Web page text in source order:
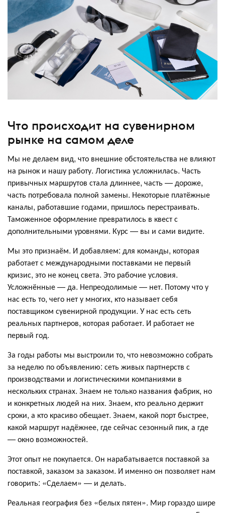
Что происходит на сувенирном
рынке на самом деле
Мы не делаем вид, что внешние обстоятельства не влияют
на рынок и нашу работу. Логистика усложнилась. Часть
привычных маршрутов стала длиннее, часть — дороже,
часть потребовала полной замены. Некоторые платёжные
каналы, работавшие годами, пришлось перестраивать.
Таможенное оформление превратилось в квест с
дополнительными уровнями. Курс — вы и сами видите.
Мы это признаём. И добавляем: для команды, которая
работает с международными поставками не первый
кризис, это не конец света. Это рабочие условия.
Усложнённые — да. Непреодолимые — нет. Потому что у
нас есть то, чего нет у многих, кто называет себя
поставщиком сувенирной продукции. У нас есть сеть
реальных партнеров, которая работает. И работает не
первый год.
За годы работы мы выстроили то, что невозможно собрать
за неделю по объявлению: сеть живых партнерств с
производствами и логистическими компаниями в
нескольких странах. Знаем не только названия фабрик, но
и конкретных людей на них. Знаем, кто реально держит
сроки, а кто красиво обещает. Знаем, какой порт быстрее,
какой маршрут надёжнее, где сейчас сезонный пик, а где
— окно возможностей.
Этот опыт не покупается. Он нарабатывается поставкой за
поставкой, заказом за заказом. И именно он позволяет нам
говорить: «Сделаем» — и делать.
Реальная география без «белых пятен». Мир гораздо шире